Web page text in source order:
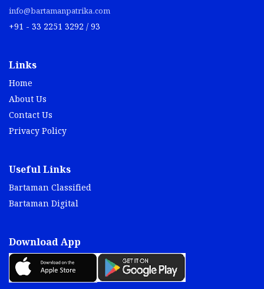
info@bartamanpatrika.com
+91 - 33 2251 3292 / 93
Links
Home
About Us
Contact Us
Privacy Policy
Useful Links
Bartaman Classified
Bartaman Digital
Download App